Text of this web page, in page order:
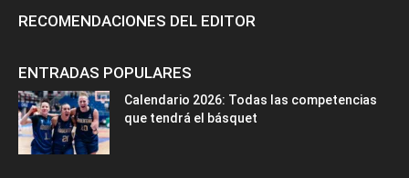
RECOMENDACIONES DEL EDITOR
ENTRADAS POPULARES
Calendario 2026: Todas las competencias
que tendrá el básquet